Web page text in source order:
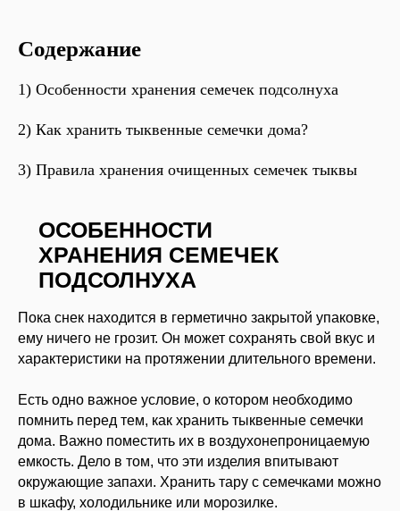
Содержание
1) Особенности хранения семечек подсолнуха
2) Как хранить тыквенные семечки дома?
3) Правила хранения очищенных семечек тыквы
ОСОБЕННОСТИ
ХРАНЕНИЯ СЕМЕЧЕК
ПОДСОЛНУХА
Пока снек находится в герметично закрытой упаковке,
ему ничего не грозит. Он может сохранять свой вкус и
характеристики на протяжении длительного времени.
Есть одно важное условие, о котором необходимо
помнить перед тем, как хранить тыквенные семечки
дома. Важно поместить их в воздухонепроницаемую
емкость. Дело в том, что эти изделия впитывают
окружающие запахи. Хранить тару с семечками можно
в шкафу, холодильнике или морозилке.